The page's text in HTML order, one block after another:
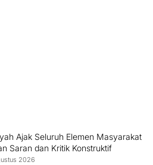
Ajak Seluruh Elemen Masyarakat
Saran dan Kritik Konstruktif
2026